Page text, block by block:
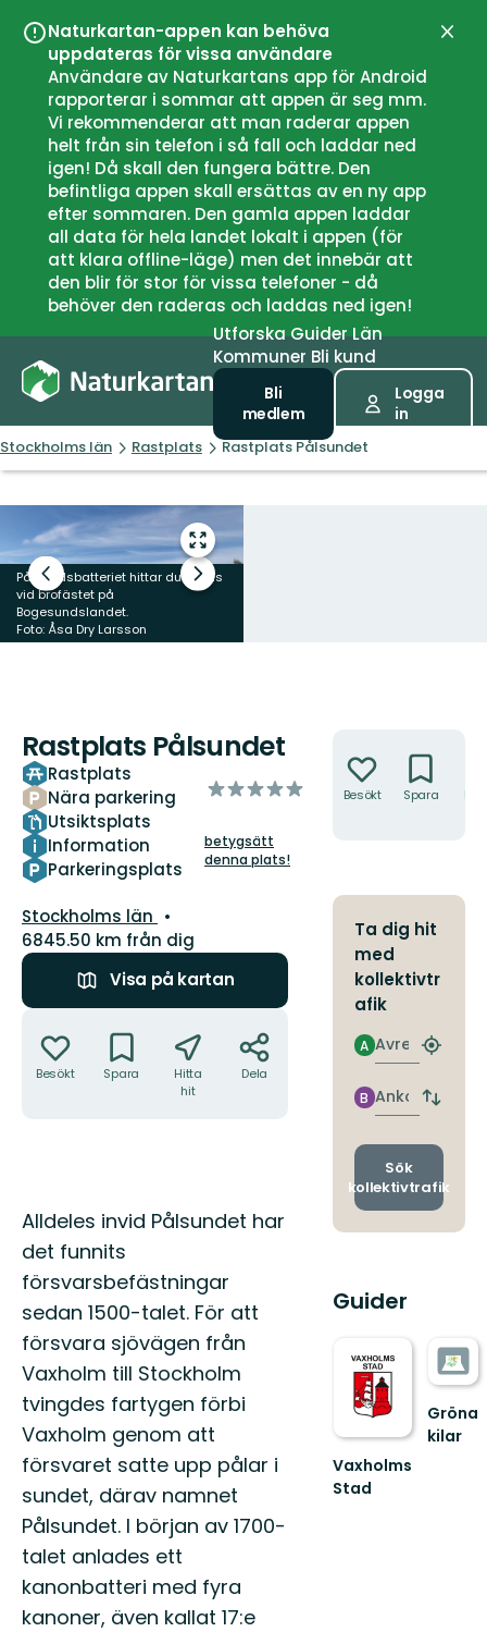
Naturkartan-appen kan behöva
uppdateras för vissa användare
Användare av Naturkartans app för Android
rapporterar i sommar att appen är seg mm.
Vi rekommenderar att man raderar appen
helt från sin telefon i så fall och laddar ned
igen! Då skall den fungera bättre. Den
befintliga appen skall ersättas av en ny app
efter sommaren. Den gamla appen laddar
all data för hela landet lokalt i appen (för
att klara offline-läge) men det innebär att
den blir för stor för vissa telefoner - då
behöver den raderas och laddas ned igen!
UtforskaGuiderLän
Kommuner Bli kund
Bli
medlem
Logga
in
Stockholms län Rastplats Rastplats Pålsundet
Gå
till
helskärmsläge
Föregående
bild
Nästa
Pålsundsbatteriet hittar du precis
vid brofästet på
Bogesundslandet.
Foto: Åsa Dry Larsson
Rastplats Pålsundet
Rastplats
Nära parkering
Utsiktsplats
Information
Parkeringsplats
av
stjärnor
betygsätt
denna plats!
Län:
Stockholms län
6845.50 km från dig
Visa på kartan
Besökt Spara
Hitta
hit
Dela
Beskrivning
Alldeles invid Pålsundet har
det funnits
försvarsbefästningar
sedan 1500-talet. För att
försvara sjövägen från
Vaxholm till Stockholm
tvingdes fartygen förbi
Vaxholm genom att
försvaret satte upp pålar i
sundet, därav namnet
Pålsundet. I början av 1700-
talet anlades ett
kanonbatteri med fyra
kanoner, även kallat 17:e
Besökt Spara
Ta dig hit
med
kollektivtr
afik
Avresa
A
Hitta
Ankomst
B
Byt
och
Sök
kollektivtrafik
Guider
Vaxholms
Stad
Gröna
kilar